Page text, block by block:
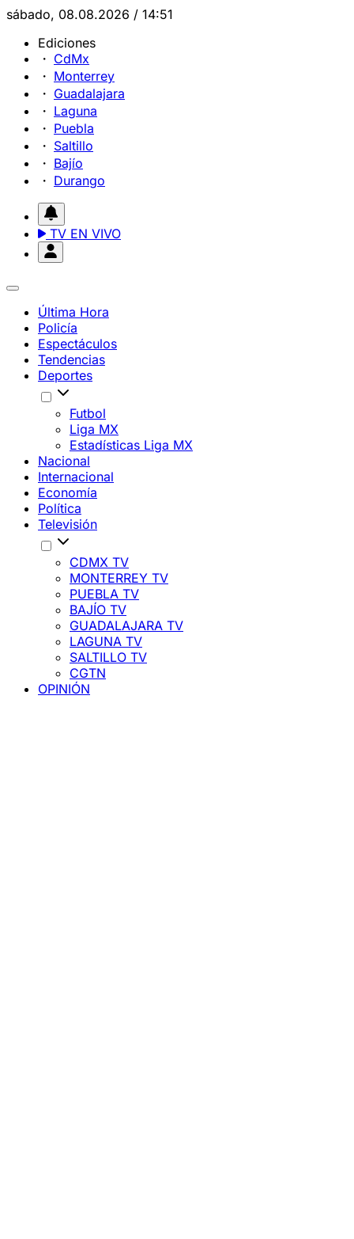
sábado, 08.08.2026 / 14:51
Ediciones
CdMx
Monterrey
Guadalajara
Laguna
Puebla
Saltillo
Bajío
Durango
TV EN VIVO
Última Hora
Policía
Espectáculos
Tendencias
Deportes
Futbol
Liga MX
Estadísticas Liga MX
Nacional
Internacional
Economía
Política
Televisión
CDMX TV
MONTERREY TV
PUEBLA TV
BAJÍO TV
GUADALAJARA TV
LAGUNA TV
SALTILLO TV
CGTN
OPINIÓN